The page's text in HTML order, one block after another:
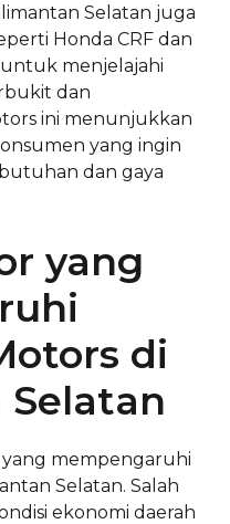
Selatan juga
Honda CRF dan
untuk menjelajahi
dan
ini menunjukkan
yang ingin
dan gaya
yang
di
mempengaruhi
Selatan. Salah
ekonomi daerah